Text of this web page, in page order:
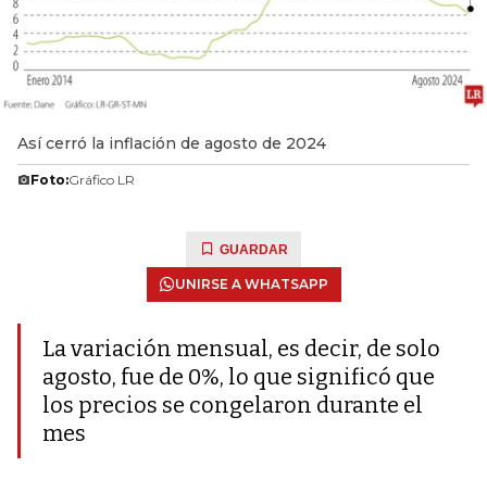
Así cerró la inflación de agosto de 2024
Foto:Gráfico LR
GUARDAR
UNIRSE A WHATSAPP
La variación mensual, es decir, de solo
agosto, fue de 0%, lo que significó que
los precios se congelaron durante el
mes